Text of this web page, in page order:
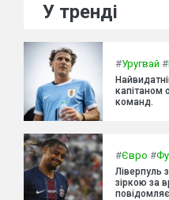
У тренді
#Уругвай #
капітаном
команд.
#Євро #
Ліверпуль
зіркою за